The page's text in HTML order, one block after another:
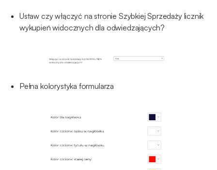
Ustaw czy włączyć na stronie Szybkiej Sprzedaży licznik
wykupień widocznych dla odwiedzających?
Pełna kolorystyka formularza